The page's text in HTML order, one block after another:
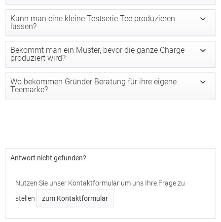
Kann man eine kleine Testserie Tee produzieren
lassen?
Bekommt man ein Muster, bevor die ganze Charge
produziert wird?
Wo bekommen Gründer Beratung für ihre eigene
Teemarke?
Antwort nicht gefunden?
Nutzen Sie unser Kontaktformular um uns Ihre Frage zu
stellen
zum Kontaktformular